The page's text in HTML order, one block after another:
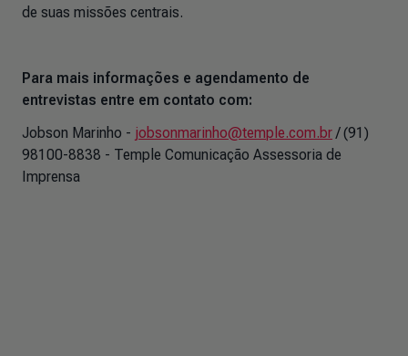
de suas missões centrais.
Para mais informações e agendamento de
entrevistas entre em contato com:
Jobson Marinho - jobsonmarinho@temple.com.br/ (91)
98100-8838 - Temple Comunicação Assessoria de
Imprensa